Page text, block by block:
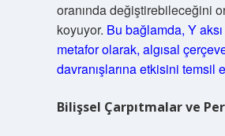
oranında değiştirebileceğini
koyuyor. Bu bağlamda, Y aksı
metafor olarak, algısal
davranışlarına etkisini temsil
Bilişsel Çarpıtmalar ve